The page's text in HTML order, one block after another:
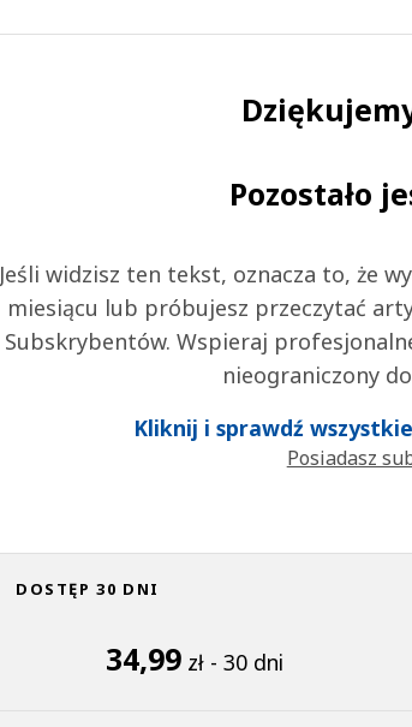
Pozostało
Jeśli widzisz ten tekst, oznacza to, że
miesiącu lub próbujesz przeczytać
Subskrybentów. Wspieraj
nieograniczony
Kliknij i sprawdź
Posiadasz
DOSTĘP 30 DNI
34,99 zł - 30 dni